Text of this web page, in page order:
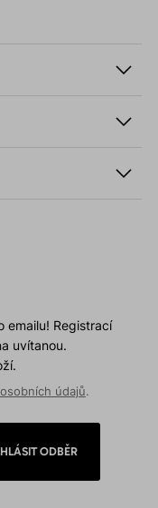
emailu! Registrací
uvítanou.
údajů.
ODBĚR